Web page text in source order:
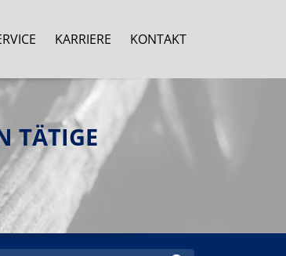
KARRIERE KONTAKT
TÄTIGE